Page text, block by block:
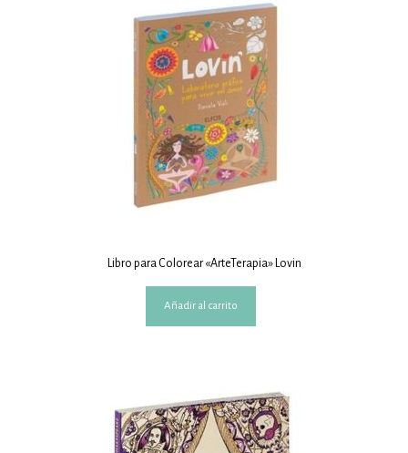
Libro para Colorear «ArteTerapia» Lovin
Añadir al carrito